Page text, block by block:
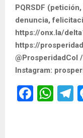
PQRSDF
denuncia,
https://onx.la/
https://
@ProsperidadCol
Instagram:
F
W T